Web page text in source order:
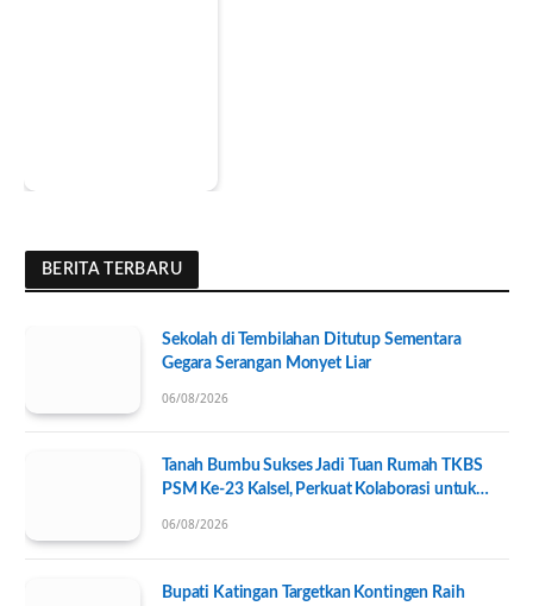
BERITA TERBARU
Sekolah di Tembilahan Ditutup Sementara
Gegara Serangan Monyet Liar
06/08/2026
Tanah Bumbu Sukses Jadi Tuan Rumah TKBS
PSM Ke-23 Kalsel, Perkuat Kolaborasi untuk
06/08/2026
Bupati Katingan Targetkan Kontingen Raih